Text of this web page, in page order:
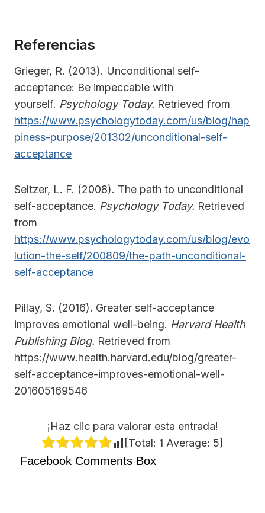
Referencias
Grieger, R. (2013). Unconditional self-
acceptance: Be impeccable with
yourself. Psychology Today. Retrieved from
https://www.psychologytoday.com/us/blog/hap
piness-purpose/201302/unconditional-self-
acceptance
Seltzer, L. F. (2008). The path to unconditional
self-acceptance. Psychology Today. Retrieved
from
https://www.psychologytoday.com/us/blog/evo
lution-the-self/200809/the-path-unconditional-
self-acceptance
Pillay, S. (2016). Greater self-acceptance
improves emotional well-being. Harvard Health
Publishing Blog. Retrieved from
https://www.health.harvard.edu/blog/greater-
self-acceptance-improves-emotional-well-
201605169546
¡Haz clic para valorar esta entrada!
[Total: 1 Average: 5]
Facebook Comments Box